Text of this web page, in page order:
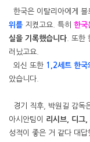
한국은 이탈리아에게
위를 지켰고요. 특히 한국
실을 기록했습니다 . 또한
러났고요.
외신 또한 1,2세트 한국
았습니다.
경기 직후, 박원길 감독
아시안팀이 리시브, 디그,
성적이 좋은 거 같다 대답